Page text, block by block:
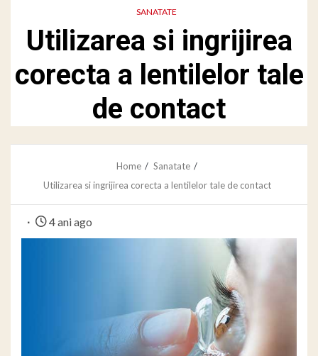
SANATATE
Utilizarea si ingrijirea
corecta a lentilelor tale
de contact
Home
Sanatate
Utilizarea si ingrijirea corecta a lentilelor tale de contact
4 ani ago